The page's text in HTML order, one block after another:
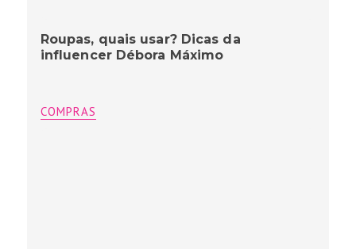
Roupas, quais usar? Dicas da
influencer Débora Máximo
COMPRAS